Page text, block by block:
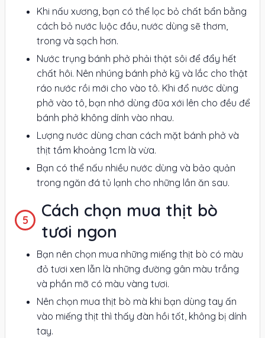
Khi nấu xương, bạn có thể lọc bỏ chất bẩn bằng
cách bỏ nước luộc đầu, nước dùng sẽ thơm,
trong và sạch hơn.
Nước trụng bánh phở phải thật sôi để đẩy hết
chất hôi. Nên nhúng bánh phở kỹ và lắc cho thật
ráo nước rồi mới cho vào tô. Khi đổ nước dùng
phở vào tô, bạn nhớ dùng đũa xới lên cho đều để
bánh phở không dính vào nhau.
Lượng nước dùng chan cách mặt bánh phở và
thịt tầm khoảng 1cm là vừa.
Bạn có thể nấu nhiều nước dùng và bảo quản
trong ngăn đá tủ lạnh cho những lần ăn sau.
Cách chọn mua thịt bò
tươi ngon
Bạn nên chọn mua những miếng thịt bò có màu
đỏ tươi xen lẫn là những đường gân màu trắng
và phần mỡ có màu vàng tươi.
Nên chọn mua thịt bò mà khi bạn dùng tay ấn
vào miếng thịt thì thấy đàn hồi tốt, không bị dính
tay.